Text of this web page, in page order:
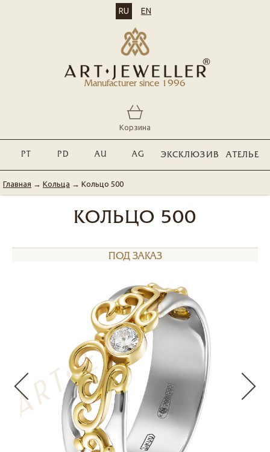
Manufacturer since 1996
RU EN
Корзина
PT PD AU AG ЭКСКЛЮЗИВ АТЕЛЬЕ
Главная → Кольца → Кольцо 500
КОЛЬЦО 500
ПОД ЗАКАЗ